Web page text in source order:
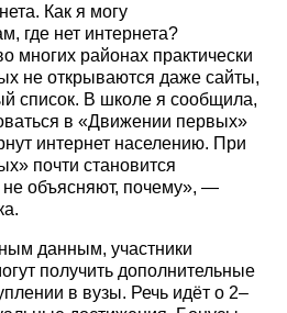
Как я могу
где нет интернета?
многих районах практически
не открываются даже сайты,
список. В школе я сообщила,
в «Движении первых»
интернет населению. При
почти становится
объясняют, почему», —
данным, участники
получить дополнительные
в вузы. Речь идёт о 2–